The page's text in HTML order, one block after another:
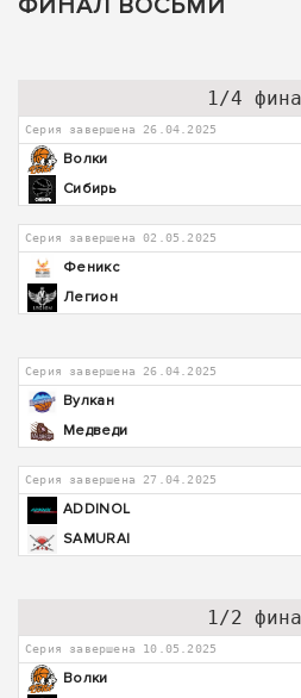
ФИНАЛ ВОСЬМИ
1/4
Серия завершена 26.04.2025
Волки
Сибирь
Серия завершена 02.05.2025
Феникс
Легион
Серия завершена 26.04.2025
Вулкан
Медведи
Серия завершена 27.04.2025
ADDINOL
SAMURAI
1/2
Серия завершена 10.05.2025
Волки